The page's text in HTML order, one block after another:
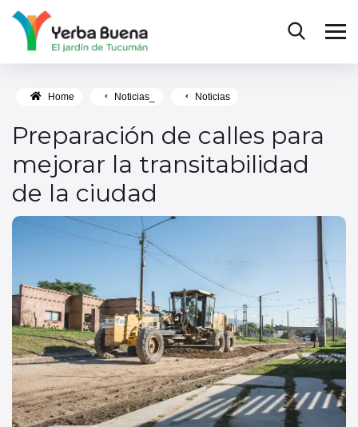
Home Noticias_ Noticias
Preparación de calles para
mejorar la transitabilidad
de la ciudad